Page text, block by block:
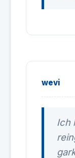
wevi
Ich